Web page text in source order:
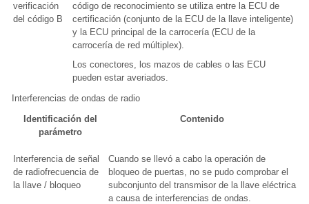
verificación
del código B
código de reconocimiento se utiliza entre la ECU de
certificación (conjunto de la ECU de la llave inteligente)
y la ECU principal de la carrocería (ECU de la
carrocería de red múltiplex).
Los conectores, los mazos de cables o las ECU
pueden estar averiados.
Interferencias de ondas de radio
Identificación del
parámetro
Contenido
Interferencia de señal
de radiofrecuencia de
la llave / bloqueo
Cuando se llevó a cabo la operación de
bloqueo de puertas, no se pudo comprobar el
subconjunto del transmisor de la llave eléctrica
a causa de interferencias de ondas.